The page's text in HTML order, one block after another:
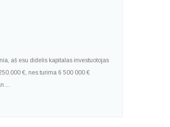
aš esu didelis kapitalas investuotojas
€, nes turima 6 500 000 €
...